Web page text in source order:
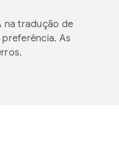
na tradução de
As